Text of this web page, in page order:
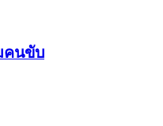
คนขับ